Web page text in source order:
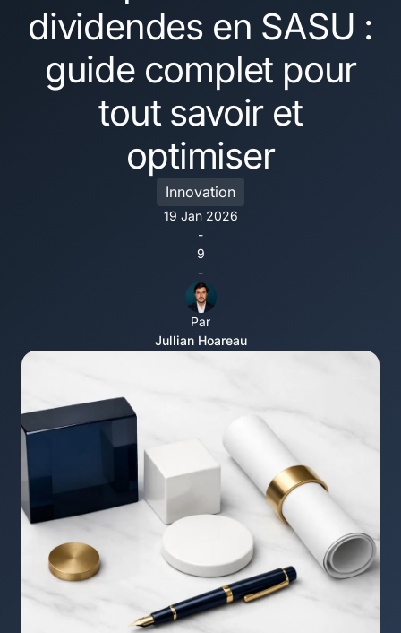
dividendes en SASU :
guide complet pour
tout savoir et
optimiser
Innovation
19 Jan 2026
-
9
-
Par
Jullian Hoareau